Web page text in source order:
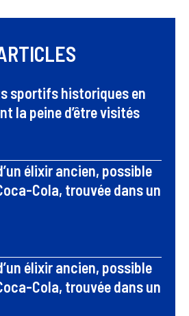
sportifs historiques en
la peine d’être visités
élixir ancien, possible
Cola, trouvée dans un
élixir ancien, possible
Cola, trouvée dans un